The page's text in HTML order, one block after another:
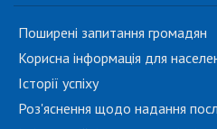
Поширені запитання громадян
Корисна інформація для
Історії успіху
Роз'яснення щодо надання